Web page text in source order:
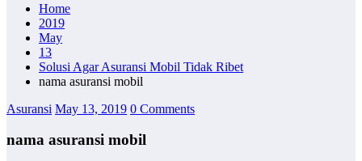
Home
2019
May
13
Solusi Agar Asuransi Mobil Tidak Ribet
nama asuransi mobil
Asuransi May 13, 2019 0 Comments
nama asuransi mobil